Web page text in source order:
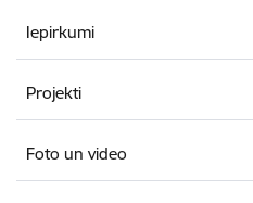
Iepirkumi
Projekti
Foto un video